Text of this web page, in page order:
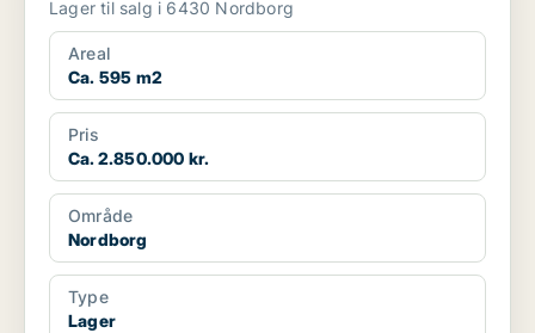
Lager til salg i 6430 Nordborg
Areal
Ca. 595 m2
Pris
Ca. 2.850.000 kr.
Område
Nordborg
Type
Lager